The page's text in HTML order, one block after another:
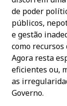
de poder
públicos,
e gestão
como
Agora resta
eficientes ou,
as
Governo.